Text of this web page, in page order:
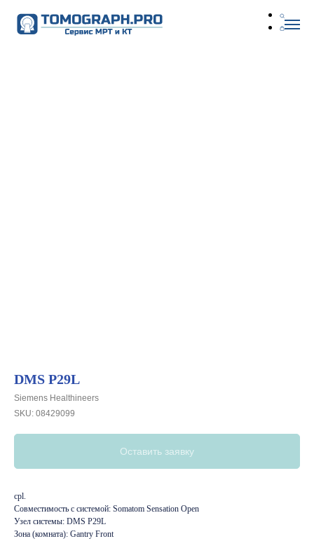
DMS P29L
Siemens Healthineers
SKU: 08429099
Оставить заявку
cpl.
Совместимость с системой: Somatom Sensation Open
Узел системы: DMS P29L
Зона (комната): Gantry Front